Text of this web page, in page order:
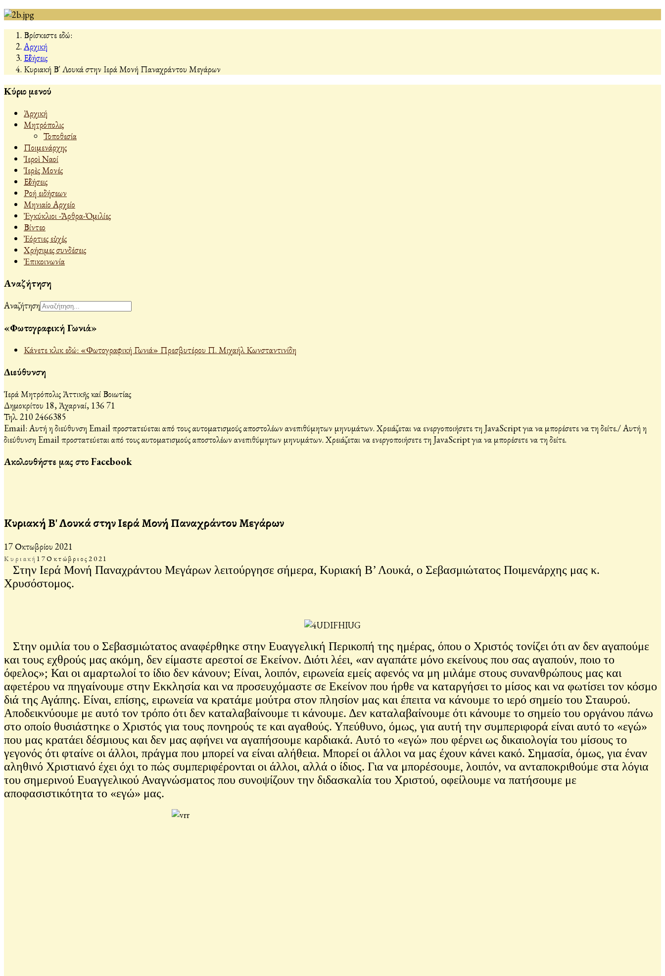
Βρίσκεστε εδώ:
Αρχική
Εἰδήσεις
Κυριακή Β' Λουκά στην Ιερά Μονή Παναχράντου Μεγάρων
Κύριο μενού
Ἀρχική
Μητρόπολις
Τοποθεσία
Ποιμενάρχης
Ἱεροὶ Ναοί
Ἱερὲς Μονές
Εἰδήσεις
Ροή ειδήσεων
Μηνιαίο Αρχείο
Ἐγκύκλιοι -Ἄρθρα-Ὁμιλίες
Βίντεο
Ἐόρτιες εὐχές
Χρήσιμες συνδέσεις
Ἐπικοινωνία
Αναζήτηση
Αναζήτηση
«Φωτογραφική Γωνιά»
Κάνετε κλικ εδώ: «Φωτογραφική Γωνιά» Πρεσβυτέρου Π. Μιχαήλ Κωνσταντινίδη
Διεύθυνση
Ἱερά Μητρόπολις Ἀττικῆς καί Βοιωτίας
Δημοκρίτου 18, Ἀχαρναί, 136 71
Τηλ. 210 2466385
Email: Αυτή η διεύθυνση Email προστατεύεται από τους αυτοματισμούς αποστολέων ανεπιθύμητων μηνυμάτων. Χρειάζεται να ενεργοποιήσετε τη JavaScript για να μπορέσετε να τη δείτε./Αυτή η
διεύθυνση Email προστατεύεται από τους αυτοματισμούς αποστολέων ανεπιθύμητων μηνυμάτων. Χρειάζεται να ενεργοποιήσετε τη JavaScript για να μπορέσετε να τη δείτε.
Ακολουθήστε μας στο Facebook
Κυριακή Β' Λουκά στην Ιερά Μονή Παναχράντου Μεγάρων
17 Οκτωβρίου 2021
Κυριακή 17Οκτώβριος2021
Στην Ιερά Μονή Παναχράντου Μεγάρων λειτούργησε σήμερα, Κυριακή Β’ Λουκά, ο Σεβασμιώτατος Ποιμενάρχης μας κ.
Χρυσόστομος.
Στην ομιλία του ο Σεβασμιώτατος αναφέρθηκε στην Ευαγγελική Περικοπή της ημέρας, όπου ο Χριστός τονίζει ότι αν δεν αγαπούμε
και τους εχθρούς μας ακόμη, δεν είμαστε αρεστοί σε Εκείνον. Διότι λέει, «αν αγαπάτε μόνο εκείνους που σας αγαπούν, ποιο το
όφελος»; Και οι αμαρτωλοί το ίδιο δεν κάνουν; Είναι, λοιπόν, ειρωνεία εμείς αφενός να μη μιλάμε στους συνανθρώπους μας και
αφετέρου να πηγαίνουμε στην Εκκλησία και να προσευχόμαστε σε Εκείνον που ήρθε να καταργήσει το μίσος και να φωτίσει τον κόσμο
διά της Αγάπης. Είναι, επίσης, ειρωνεία να κρατάμε μούτρα στον πλησίον μας και έπειτα να κάνουμε το ιερό σημείο του Σταυρού.
Αποδεικνύουμε με αυτό τον τρόπο ότι δεν καταλαβαίνουμε τι κάνουμε. Δεν καταλαβαίνουμε ότι κάνουμε το σημείο του οργάνου πάνω
στο οποίο θυσιάστηκε ο Χριστός για τους πονηρούς τε και αγαθούς. Υπεύθυνο, όμως, για αυτή την συμπεριφορά είναι αυτό το «εγώ»
που μας κρατάει δέσμιους και δεν μας αφήνει να αγαπήσουμε καρδιακά. Αυτό το «εγώ» που φέρνει ως δικαιολογία του μίσους το
γεγονός ότι φταίνε οι άλλοι, πράγμα που μπορεί να είναι αλήθεια. Μπορεί οι άλλοι να μας έχουν κάνει κακό. Σημασία, όμως, για έναν
αληθινό Χριστιανό έχει όχι το πώς συμπεριφέρονται οι άλλοι, αλλά ο ίδιος. Για να μπορέσουμε, λοιπόν, να ανταποκριθούμε στα λόγια
του σημερινού Ευαγγελικού Αναγνώσματος που συνοψίζουν την διδασκαλία του Χριστού, οφείλουμε να πατήσουμε με
αποφασιστικότητα το «εγώ» μας.